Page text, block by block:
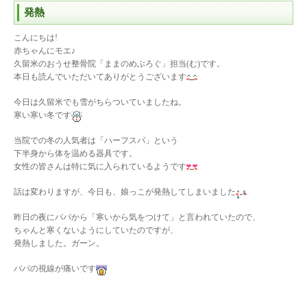
発熱
こんにちは!
赤ちゃんにモエ♪
久留米のおうせ整骨院「ままのめぶろぐ」担当(む)です。
本日も読んでいただいてありがとうございます
今日は久留米でも雪がちらついていましたね。
寒い寒い冬です
当院での冬の人気者は「ハーフスパ」という
下半身から体を温める器具です。
女性の皆さんは特に気に入られているようです
話は変わりますが、今日も、娘っこが発熱してしまいました
昨日の夜にパパから「寒いから気をつけて」と言われていたので、
ちゃんと寒くないようにしていたのですが、
発熱しました。ガーン。
パパの視線が痛いです